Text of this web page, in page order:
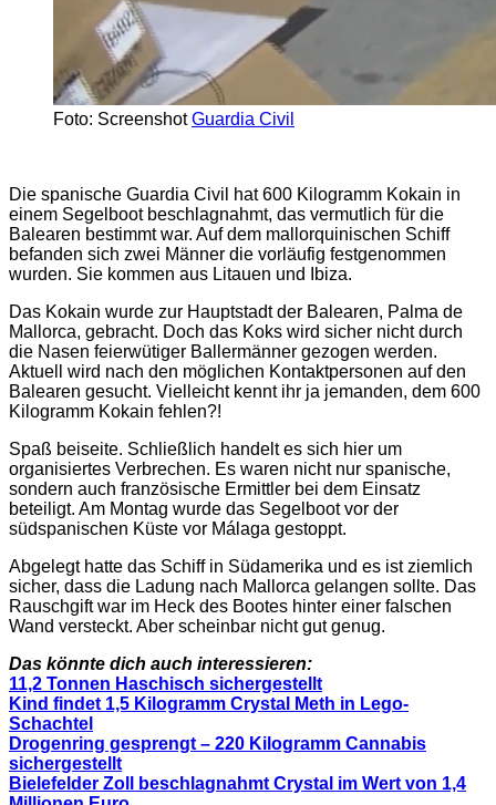
Foto: ScreenshotGuardia Civil
Die spanische Guardia Civil hat 600 Kilogramm Kokain in
einem Segelboot beschlagnahmt, das vermutlich für die
Balearen bestimmt war. Auf dem mallorquinischen Schiff
befanden sich zwei Männer die vorläufig festgenommen
wurden. Sie kommen aus Litauen und Ibiza.
Das Kokain wurde zur Hauptstadt der Balearen, Palma de
Mallorca, gebracht. Doch das Koks wird sicher nicht durch
die Nasen feierwütiger Ballermänner gezogen werden.
Aktuell wird nach den möglichen Kontaktpersonen auf den
Balearen gesucht. Vielleicht kennt ihr ja jemanden, dem 600
Kilogramm Kokain fehlen?!
Spaß beiseite. Schließlich handelt es sich hier um
organisiertes Verbrechen. Es waren nicht nur spanische,
sondern auch französische Ermittler bei dem Einsatz
beteiligt. Am Montag wurde das Segelboot vor der
südspanischen Küste vor Málaga gestoppt.
Abgelegt hatte das Schiff in Südamerika und es ist ziemlich
sicher, dass die Ladung nach Mallorca gelangen sollte. Das
Rauschgift war im Heck des Bootes hinter einer falschen
Wand versteckt. Aber scheinbar nicht gut genug.
Das könnte dich auch interessieren:
11,2 Tonnen Haschisch sichergestellt
Kind findet 1,5 Kilogramm Crystal Meth in Lego-
Schachtel
Drogenring gesprengt – 220 Kilogramm Cannabis
sichergestellt
Bielefelder Zoll beschlagnahmt Crystal im Wert von 1,4